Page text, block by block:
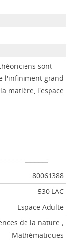
sont
l'infiniment grand
matière, l'espace
80061388
530 LAC
Espace Adulte
de la nature ;
Mathématiques